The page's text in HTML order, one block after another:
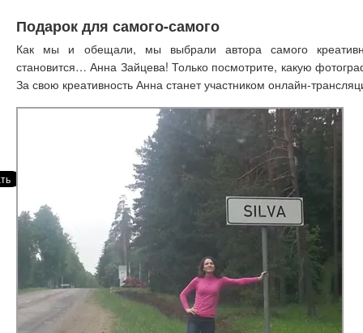
Подарок для самого-самого
Как мы и обещали, мы выбрали автора самого
становится… Анна Зайцева! Только посмотрите, какую
За свою креативность Анна станет участником онлайн-